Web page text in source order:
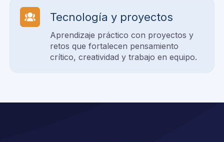
Tecnología y proyectos
Aprendizaje práctico con proyectos y
retos que fortalecen pensamiento
crítico, creatividad y trabajo en equipo.